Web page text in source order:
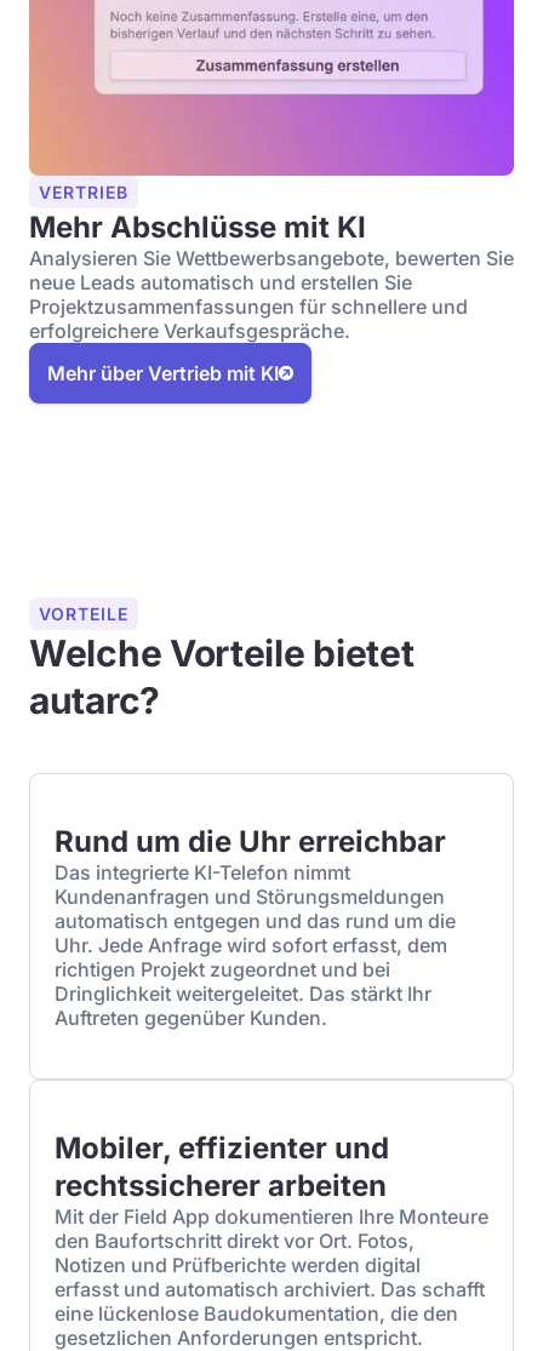
VERTRIEB
Mehr Abschlüsse mit KI
Analysieren Sie Wettbewerbsangebote, bewerten Sie
neue Leads automatisch und erstellen Sie
Projektzusammenfassungen für schnellere und
erfolgreichere Verkaufsgespräche.
Mehr über Vertrieb mit KI
VORTEILE
Welche Vorteile bietet
autarc?
Rund um die Uhr erreichbar
Das integrierte KI-Telefon nimmt
Kundenanfragen und Störungsmeldungen
automatisch entgegen und das rund um die
Uhr. Jede Anfrage wird sofort erfasst, dem
richtigen Projekt zugeordnet und bei
Dringlichkeit weitergeleitet. Das stärkt Ihr
Auftreten gegenüber Kunden.
Mobiler, effizienter und
rechtssicherer arbeiten
Mit der Field App dokumentieren Ihre Monteure
den Baufortschritt direkt vor Ort. Fotos,
Notizen und Prüfberichte werden digital
erfasst und automatisch archiviert. Das schafft
eine lückenlose Baudokumentation, die den
gesetzlichen Anforderungen entspricht.